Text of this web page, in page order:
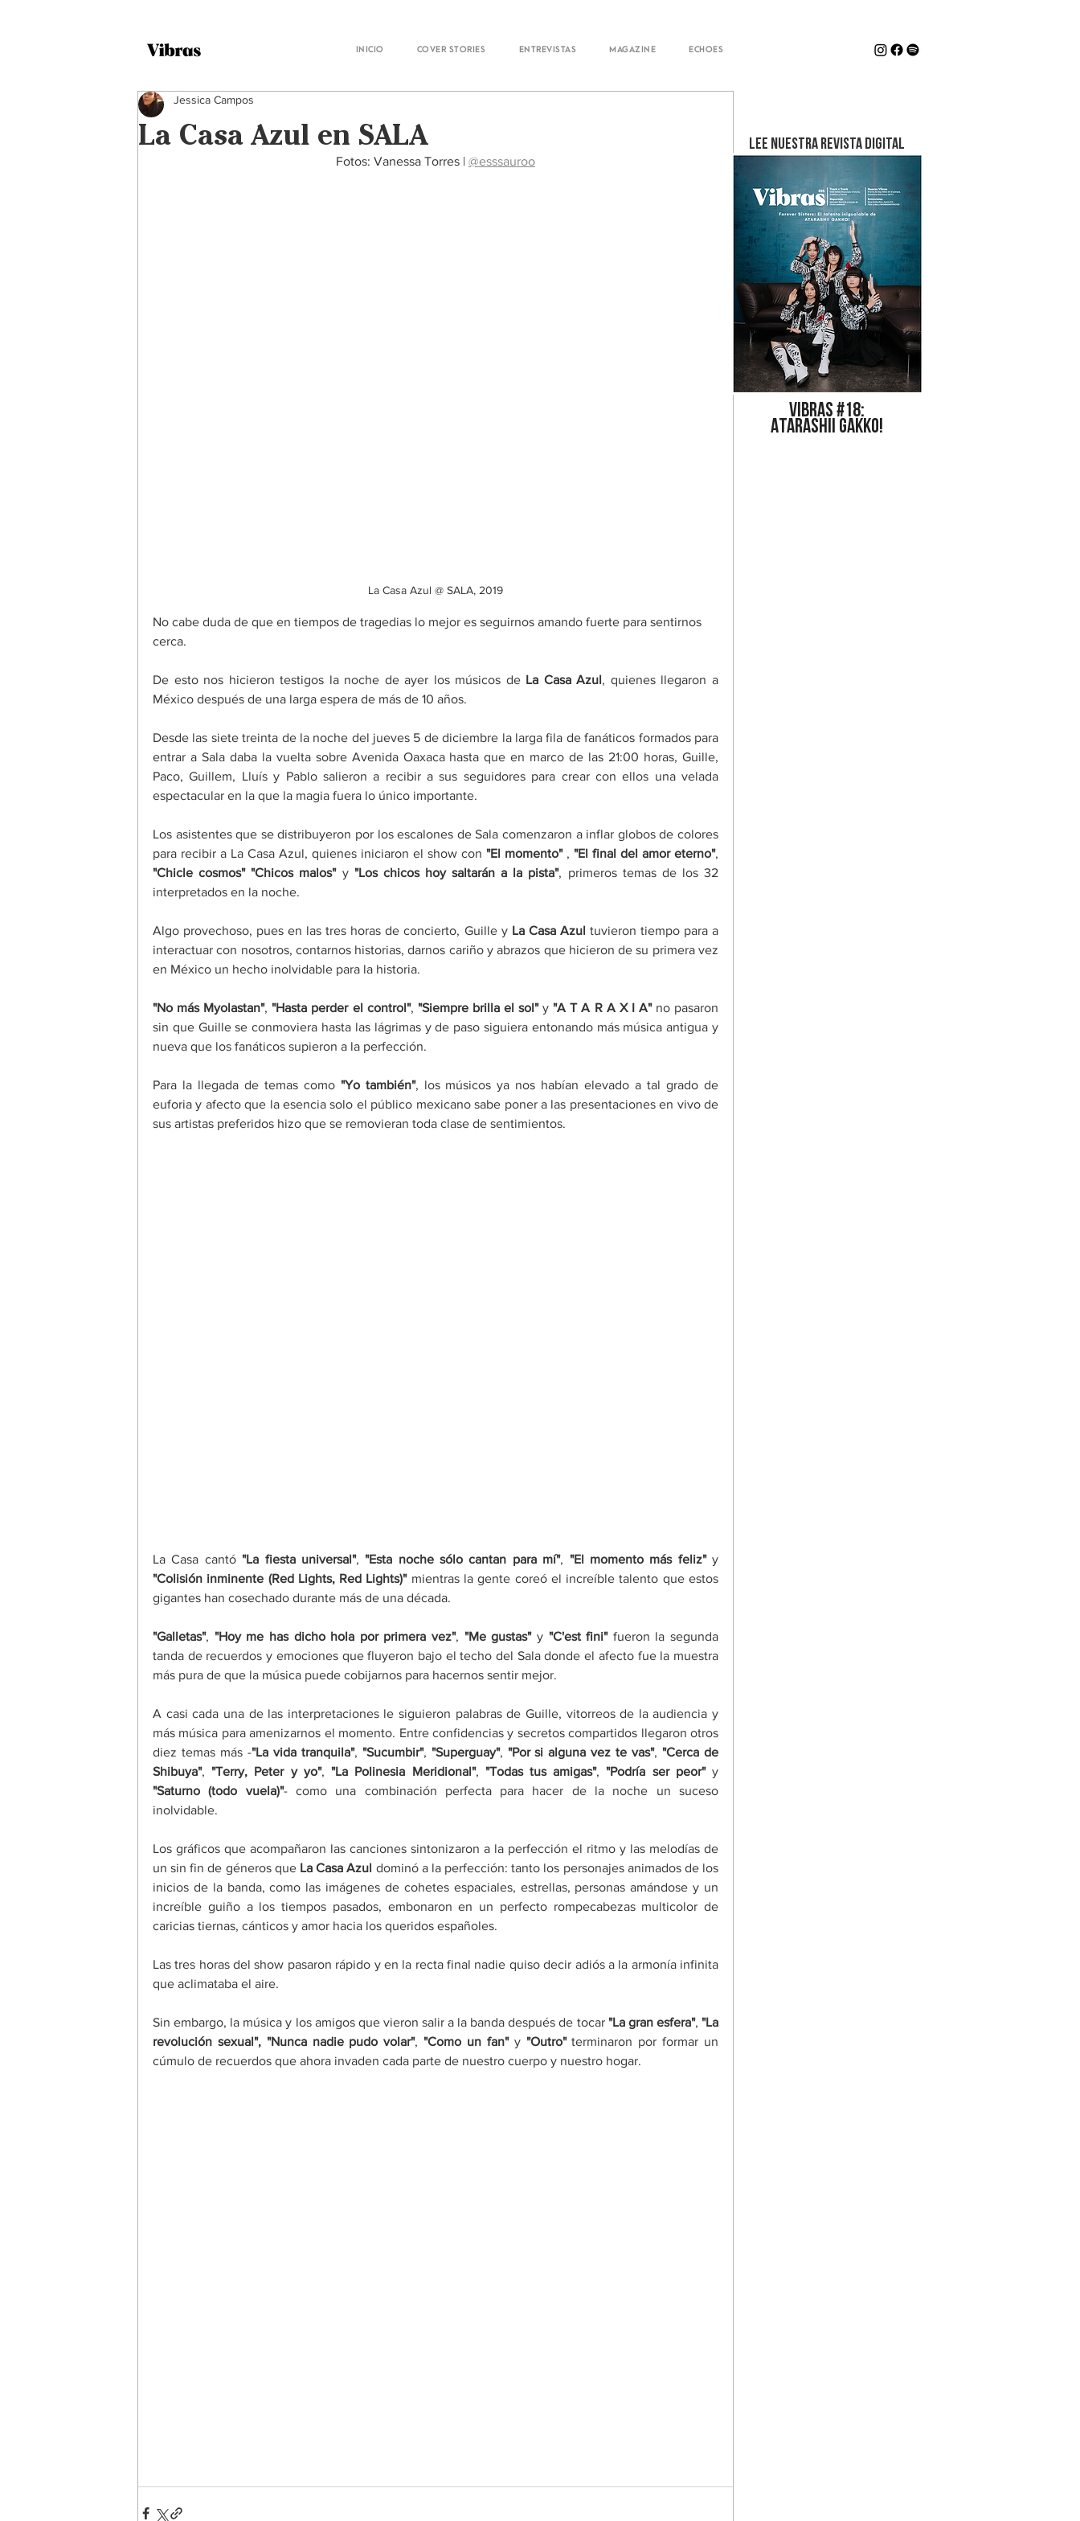
Inicio Cover Stories Entrevistas Magazine Echoes
La Casa Azul en SALA
Jessica Campos
Fotos: Vanessa Torres | @esssauroo
La Casa Azul @ SALA, 2019
No cabe duda de que en tiempos de tragedias lo mejor es seguirnos amando fuerte para sentirnos
cerca.
De esto nos hicieron testigos la noche de ayer los músicos de La Casa Azul, quienes llegaron a
México después de una larga espera de más de 10 años.
Desde las siete treinta de la noche del jueves 5 de diciembre la larga fila de fanáticos formados para
entrar a Sala daba la vuelta sobre Avenida Oaxaca hasta que en marco de las 21:00 horas, Guille,
Paco, Guillem, Lluís y Pablo salieron a recibir a sus seguidores para crear con ellos una velada
espectacular en la que la magia fuera lo único importante.
Los asistentes que se distribuyeron por los escalones de Sala comenzaron a inflar globos de colores
para recibir a La Casa Azul, quienes iniciaron el show con "El momento" , "El final del amor eterno"
"Chicle cosmos" "Chicos malos" y "Los chicos hoy saltarán a la pista", primeros temas de los 32
interpretados en la noche.
Algo provechoso, pues en las tres horas de concierto, Guille y La Casa Azul tuvieron tiempo para a
interactuar con nosotros, contarnos historias, darnos cariño y abrazos que hicieron de su primera vez
en México un hecho inolvidable para la historia.
"No más Myolastan", "Hasta perder el control", "Siempre brilla el sol" y "A T A R A X I A" no pasaron
sin que Guille se conmoviera hasta las lágrimas y de paso siguiera entonando más música antigua y
nueva que los fanáticos supieron a la perfección.
Para la llegada de temas como "Yo también", los músicos ya nos habían elevado a tal grado de
euforia y afecto que la esencia solo el público mexicano sabe poner a las presentaciones en vivo de
sus artistas preferidos hizo que se removieran toda clase de sentimientos.
La Casa cantó "La fiesta universal", "Esta noche sólo cantan para mí", "El momento más feliz"
"Colisión inminente (Red Lights, Red Lights)" mientras la gente coreó el increíble talento que estos
gigantes han cosechado durante más de una década.
"Galletas", "Hoy me has dicho hola por primera vez", "Me gustas" y "C'est fini" fueron la segunda
tanda de recuerdos y emociones que fluyeron bajo el techo del Sala donde el afecto fue la muestra
más pura de que la música puede cobijarnos para hacernos sentir mejor.
A casi cada una de las interpretaciones le siguieron palabras de Guille, vitorreos de la audiencia y
más música para amenizarnos el momento. Entre confidencias y secretos compartidos llegaron otros
diez temas más -"La vida tranquila", "Sucumbir", "Superguay", "Por si alguna vez te vas", "Cerca de
Shibuya", "Terry, Peter y yo", "La Polinesia Meridional", "Todas tus amigas", "Podría ser peor" y
"Saturno (todo vuela)"- como una combinación perfecta para hacer de la noche un suceso
inolvidable.
Los gráficos que acompañaron las canciones sintonizaron a la perfección el ritmo y las melodías de
un sin fin de géneros que La Casa Azul dominó a la perfección: tanto los personajes animados de los
inicios de la banda, como las imágenes de cohetes espaciales, estrellas, personas amándose y un
increíble guiño a los tiempos pasados, embonaron en un perfecto rompecabezas multicolor de
caricias tiernas, cánticos y amor hacia los queridos españoles.
Las tres horas del show pasaron rápido y en la recta final nadie quiso decir adiós a la armonía infinita
que aclimataba el aire.
Sin embargo, la música y los amigos que vieron salir a la banda después de tocar "La gran esfera", "La
revolución sexual", "Nunca nadie pudo volar", "Como un fan" y "Outro" terminaron por formar un
cúmulo de recuerdos que ahora invaden cada parte de nuestro cuerpo y nuestro hogar.
LEE NUESTRA REVISTA DIGITAL
Vibras #18:
ATARASHII GAKKO!